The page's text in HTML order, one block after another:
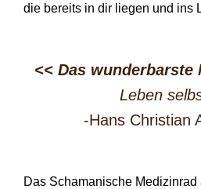
die bereits in dir liegen und ins
<< Das wunderbarste
Leben
-Hans Christian
Das Schamanische